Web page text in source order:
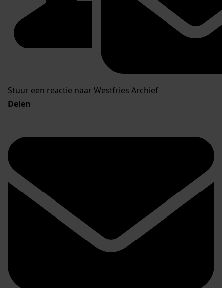
Stuur een reactie naar Westfries Archief
Delen